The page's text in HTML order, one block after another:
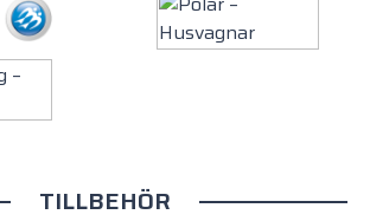
TILLBEHÖR